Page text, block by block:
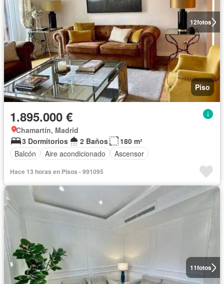
12fotos
Piso
1.895.000 €
Chamartín, Madrid
3 Dormitorios
2 Baños
180 m²
Balcón
Aire acondicionado Ascensor
Hace 13 horas en Pisos - 991095
11fotos